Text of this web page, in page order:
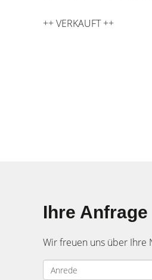
++ VERKAUFT ++
Ihre Anfrage
Wir freuen uns über Ihre